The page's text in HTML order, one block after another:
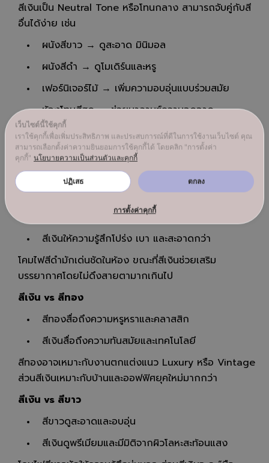
สีเงินเป็น Neutral Tone หรือโทนกลาง สามารถจับคู่กับสี
อื่นได้ง่าย เช่น
ผนังสีขาว → ดูสะอาด มินิมอล
ผนังสีดำ → ดูโมเดิร์นและหรู
เฟอร์นิเจอร์ไม้ → เพิ่มความอบอุ่นแบบร่วมสมัย
ห้องโทนสีสด → ช่วยบาลานซ์ความฉูดฉาด
จึงไม่แปลกที่นักออกแบบภายในมักเลือกโคมไฟสีเงินเป็น
“Safe Choice” สำหรับหลายโปรเจกต์
โคมไฟสีเงินโดดเด่นต่างจากสีอื่นอย่างไร
สีเงิน vs สีดำ
สีดำให้ความรู้สึกหนักแน่น ดุดัน และมีพลัง
สีเงินให้ความรู้สึกโปร่ง เบา และสะอาดกว่า
โคมไฟสีดำมักเด่นชัดในห้อง ขณะที่สีเงินช่วยเสริม
บรรยากาศโดยไม่ดึงสายตามากเกินไป
สีเงิน vs สีทอง
สีทองสื่อถึงความหรูหราและคลาสสิก
สีเงินสื่อถึงความทันสมัยและเทคโนโลยี
สีทองอาจเหมาะกับงานตกแต่งแนว Luxury หรือ Vintage
ส่วนสีเงินเหมาะกับบ้านและออฟฟิศยุคใหม่มากกว่า
สีเงิน vs สีขาว
สีขาวดูสะอาดและอบอุ่น
สีเงินดูพรีเมียมและมีมิติจากผิวโลหะสะท้อนแสง
เว็บไซต์นี้ใช้คุกกี้
เราใช้คุกกี้เพื่อเพิ่มประสิทธิภาพ และประสบการณ์ที่ดีในการใช้งานเว็บไซต์ คุณ
สามารถเลือกตั้งค่าความยินยอมการใช้คุกกี้ได้ โดยคลิก "การตั้งค่า
คุกกี้" นโยบายความเป็นส่วนตัวและคุกกี้
ปฏิเสธ ตกลง
การตั้งค่าคุกกี้